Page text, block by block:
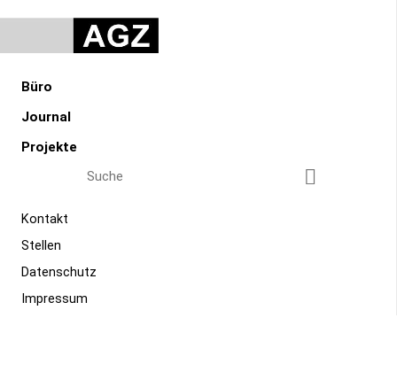
AGZ Zimmermann Architekten GmbH
Navigation überspringen
Büro
Journal
Projekte
Suchbegriffe
Navigation überspringen
Kontakt
Stellen
Datenschutz
Impressum